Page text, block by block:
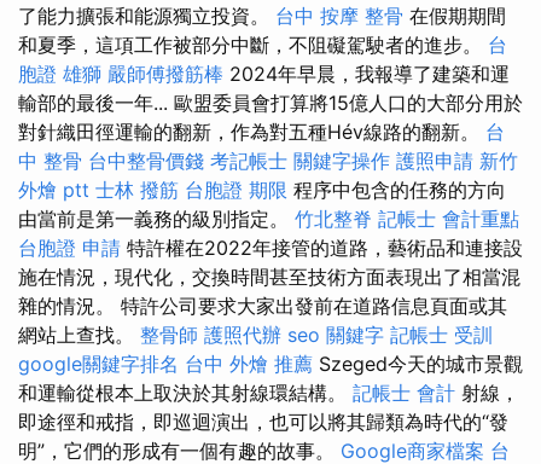
了能力擴張和能源獨立投資。 台中 按摩 整骨 在假期期間
和夏季，這項工作被部分中斷，不阻礙駕駛者的進步。 台
胞證 雄獅 嚴師傅撥筋棒 2024年早晨，我報導了建築和運
輸部的最後一年... 歐盟委員會打算將15億人口的大部分用於
對針織田徑運輸的翻新，作為對五種Hév線路的翻新。 台
中 整骨 台中整骨價錢 考記帳士 關鍵字操作 護照申請 新竹
外燴 ptt 士林 撥筋 台胞證 期限 程序中包含的任務的方向
由當前是第一義務的級別指定。 竹北整脊 記帳士 會計重點
台胞證 申請 特許權在2022年接管的道路，藝術品和連接設
施在情況，現代化，交換時間甚至技術方面表現出了相當混
雜的情況。 特許公司要求大家出發前在道路信息頁面或其
網站上查找。 整骨師 護照代辦 seo 關鍵字 記帳士 受訓
google關鍵字排名 台中 外燴 推薦 Szeged今天的城市景觀
和運輸從根本上取決於其射線環結構。 記帳士 會計 射線，
即途徑和戒指，即巡迴演出，也可以將其歸類為時代的“發
明”，它們的形成有一個有趣的故事。 Google商家檔案 台